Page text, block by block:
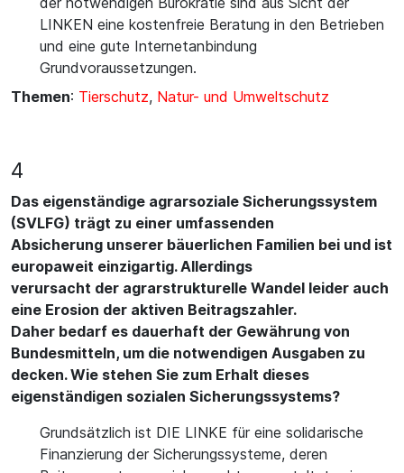
LINKEN eine kostenfreie Beratung in den Betrieben
und eine gute Internetanbindung
Grundvoraussetzungen.
Themen: Tierschutz, Natur- und Umweltschutz
4
Das eigenständige agrarsoziale Sicherungssystem
(SVLFG) trägt zu einer umfassenden
Absicherung unserer bäuerlichen Familien bei und ist
europaweit einzigartig. Allerdings
verursacht der agrarstrukturelle Wandel leider auch
eine Erosion der aktiven Beitragszahler.
Daher bedarf es dauerhaft der Gewährung von
Bundesmitteln, um die notwendigen Ausgaben zu
decken. Wie stehen Sie zum Erhalt dieses
eigenständigen sozialen Sicherungssystems?
Grundsätzlich ist DIE LINKE für eine solidarische
Finanzierung der Sicherungssysteme, deren